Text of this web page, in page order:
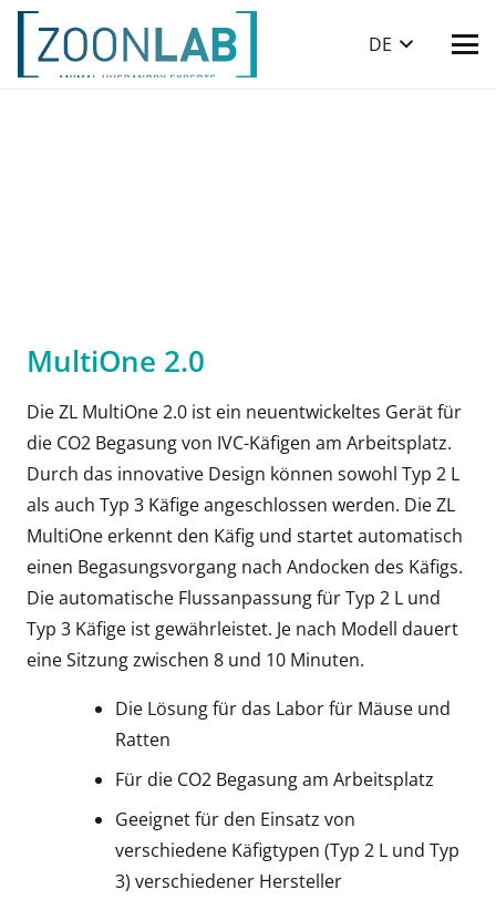
DE
MultiOne 2.0
Die ZL MultiOne 2.0 ist ein neuentwickeltes Gerät für
die CO2 Begasung von IVC-Käfigen am Arbeitsplatz.
Durch das innovative Design können sowohl Typ 2 L
als auch Typ 3 Käfige angeschlossen werden. Die ZL
MultiOne erkennt den Käfig und startet automatisch
einen Begasungsvorgang nach Andocken des Käfigs.
Die automatische Flussanpassung für Typ 2 L und
Typ 3 Käfige ist gewährleistet. Je nach Modell dauert
eine Sitzung zwischen 8 und 10 Minuten.
Die Lösung für das Labor für Mäuse und
Ratten
Für die CO2 Begasung am Arbeitsplatz
Geeignet für den Einsatz von
verschiedene Käfigtypen (Typ 2 L und Typ
3) verschiedener Hersteller